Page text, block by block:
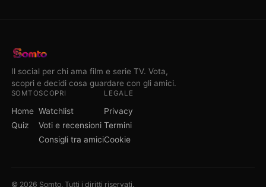
Il social per chi ama film e serie TV. Vota,
scopri e decidi cosa guardare con gli amici.
SOMTO
Home
Quiz
SCOPRI
Watchlist
Voti e recensioni
Consigli tra amici
LEGALE
Privacy
Termini
Cookie
© 2026 Somto. Tutti i diritti riservati.